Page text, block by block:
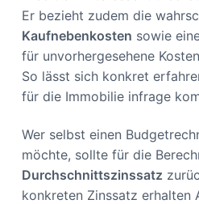
Er bezieht zudem die
Kaufnebenkosten sowie
für unvorhergesehene
So lässt sich konkret
für die Immobilie infrage
Wer selbst einen
möchte, sollte für die
Durchschnittszinssatz
konkreten Zinssatz erhalten